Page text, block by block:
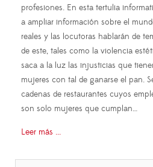
profesiones. En esta tertulia
a ampliar información sobre el
reales y las locutoras hablarán de
de este, tales como la violencia
saca a la luz las injusticias que
mujeres con tal de ganarse el pan.
cadenas de restaurantes cuyos
son solo mujeres que cumplan…
Leer más ...